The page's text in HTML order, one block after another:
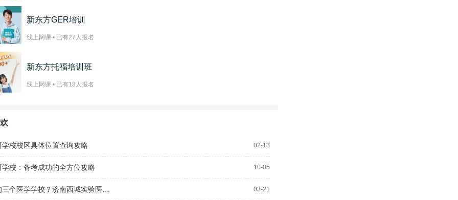
新东方GER培训
线上网课 • 已有27 人报名
新东方托福培训班
线上网课 • 已有18 人报名
校校区具体位置查询攻略 02-13
校：备考成功的全方位攻略 10-05
03-21